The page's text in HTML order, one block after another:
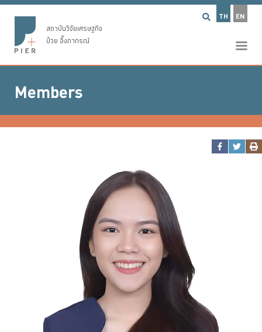
TH EN
สถาบันวิจัยเศรษฐกิจ
ป๋วย อึ๊งภากรณ์
Members